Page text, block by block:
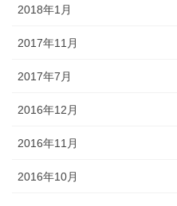
2018年1月
2017年11月
2017年7月
2016年12月
2016年11月
2016年10月